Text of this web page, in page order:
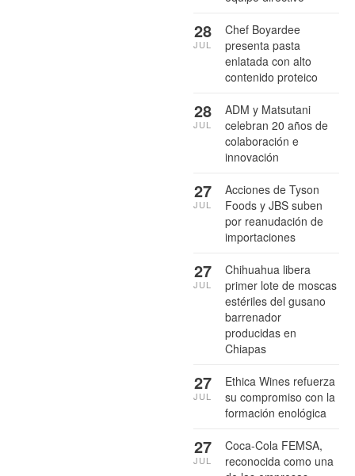
Chef Boyardee
presenta pasta
enlatada con alto
contenido proteico
28
JUL
ADM y Matsutani
celebran 20 años de
colaboración e
innovación
28
JUL
Acciones de Tyson
Foods y JBS suben
por reanudación de
importaciones
27
JUL
Chihuahua libera
primer lote de moscas
estériles del gusano
barrenador
producidas en
Chiapas
27
JUL
Ethica Wines refuerza
su compromiso con la
formación enológica
27
JUL
Coca-Cola FEMSA,
reconocida como una
27
JUL